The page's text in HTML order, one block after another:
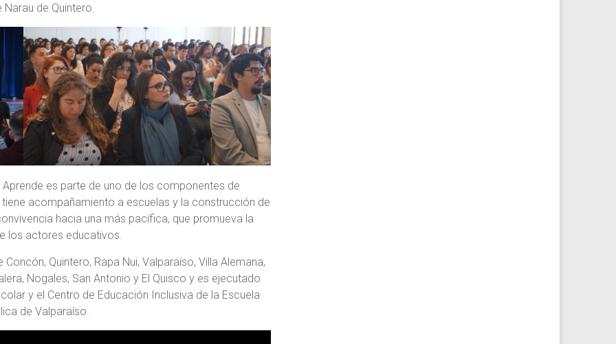
de Quintero.
es parte de uno de los componentes de
acompañamiento a escuelas y la construcción de
hacia una más pacífica, que promueva la
los actores educativos.
Quintero, Rapa Nui, Valparaíso, Villa Alemana,
Nogales, San Antonio y El Quisco y es ejecutado
y el Centro de Educación Inclusiva de la Escuela
de Valparaíso.